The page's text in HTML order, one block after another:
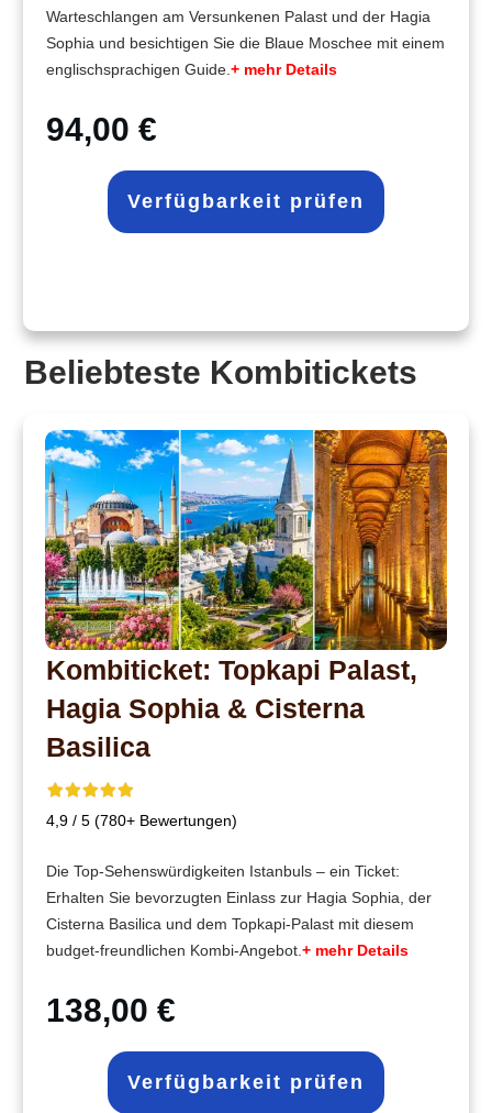
Warteschlangen am Versunkenen Palast und der Hagia
Sophia und besichtigen Sie die Blaue Moschee mit einem
englischsprachigen Guide. + mehr Details
94,00 €
Verfügbarkeit prüfen
Beliebteste Kombitickets
Kombiticket: Topkapi Palast,
Hagia Sophia & Cisterna
Basilica
4,9 / 5 (780+ Bewertungen)
Die Top-Sehenswürdigkeiten Istanbuls – ein Ticket:
Erhalten Sie bevorzugten Einlass zur Hagia Sophia, der
Cisterna Basilica und dem Topkapi-Palast mit diesem
budget-freundlichen Kombi-Angebot. + mehr Details
138,00 €
Verfügbarkeit prüfen